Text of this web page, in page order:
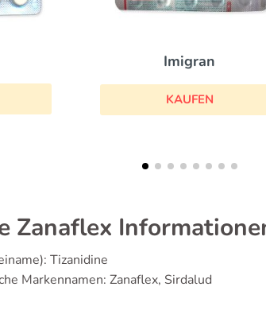
Celebrex
KAUFEN
Zanaflex
Tizanidine
Markennamen: Zanaflex, Sirdalud